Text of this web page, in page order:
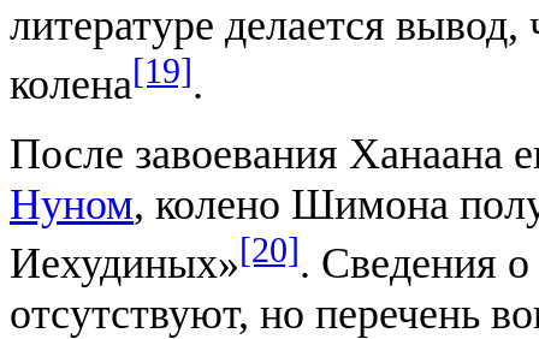
литературе делается
колена[19].
После завоевания Ханаана
Нуном, колено Шимона
Иехудиных»[20]. Сведения
отсутствуют, но перечень